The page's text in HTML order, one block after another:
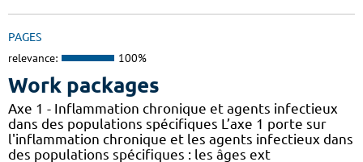
PAGES
relevance: 100%
Work packages
Axe 1 - Inflammation chronique et agents infectieux
dans des populations spécifiques L’axe 1 porte sur
l'inflammation chronique et les agents infectieux dans
des populations spécifiques : les âges ext